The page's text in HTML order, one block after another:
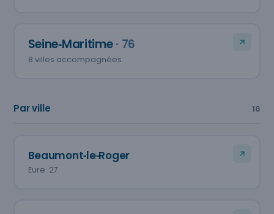
Seine‑Maritime· 76
8 villes accompagnées
Par ville 16
Beaumont‑le‑Roger
Eure· 27